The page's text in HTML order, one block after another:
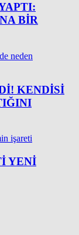
BIR
KENDISI
YENI